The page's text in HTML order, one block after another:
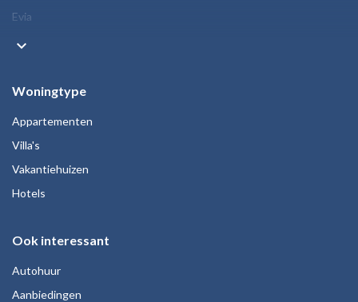
Evia
keyboard_arrow_down
Woningtype
Appartementen
Villa's
Vakantiehuizen
Hotels
Ook interessant
Autohuur
Aanbiedingen